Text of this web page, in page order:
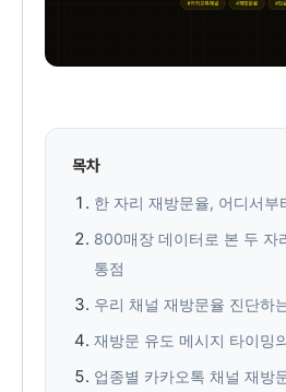
목차
한 자리 재방문율, 어디서부
800매장 데이터로 본 두 자
통점
우리 채널 재방문율 진단하
재방문 유도 메시지 타이밍
업종별 카카오톡 채널 재방